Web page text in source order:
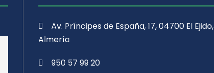
Av. Príncipes de España, 17, 04700 El Ejido,
Almería
950 57 99 20